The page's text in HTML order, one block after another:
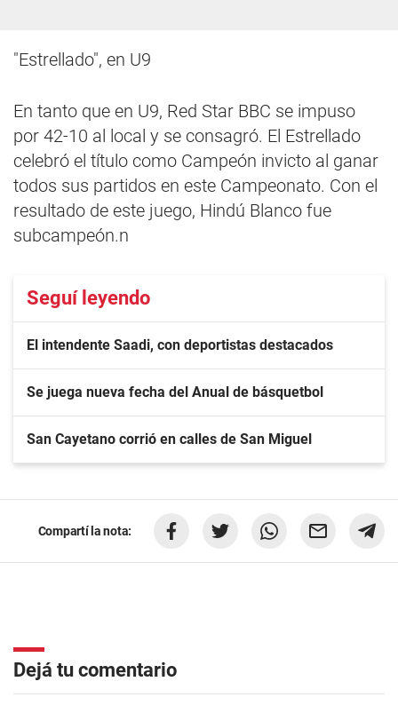
"Estrellado", en U9
En tanto que en U9, Red Star BBC se impuso
por 42-10 al local y se consagró. El Estrellado
celebró el título como Campeón invicto al ganar
todos sus partidos en este Campeonato. Con el
resultado de este juego, Hindú Blanco fue
subcampeón.n
Seguí leyendo
El intendente Saadi, con deportistas destacados
Se juega nueva fecha del Anual de básquetbol
San Cayetano corrió en calles de San Miguel
Compartí la nota:
Dejá tu comentario